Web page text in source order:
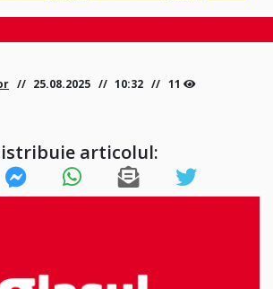
25.08.2025 10:32 11
articolul: